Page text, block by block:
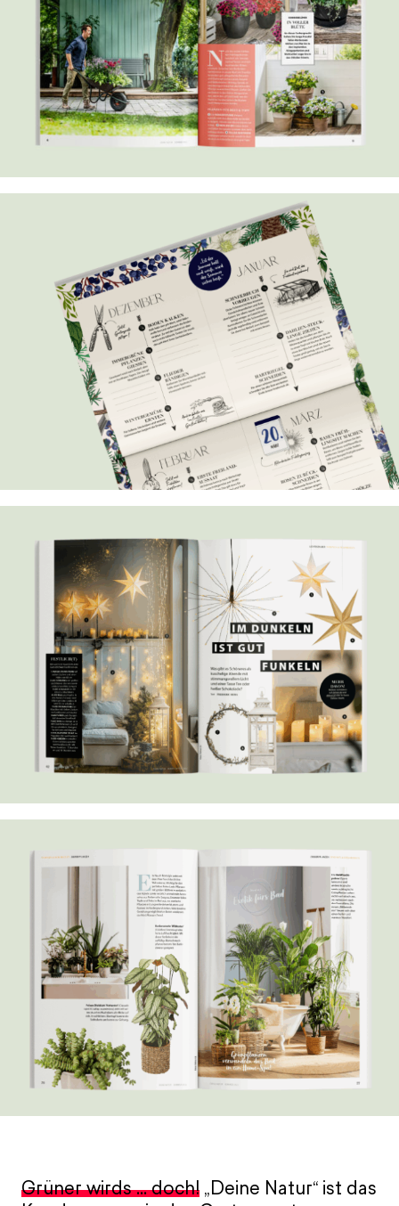
Grüner wirds … doch! „Deine Natur“ ist das